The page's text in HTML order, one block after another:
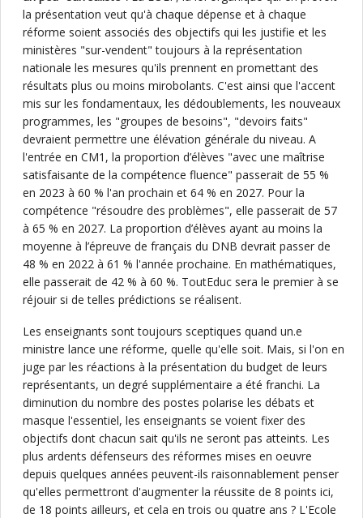
la présentation veut qu'à chaque dépense et à chaque
réforme soient associés des objectifs qui les justifie et les
ministères "sur-vendent" toujours à la représentation
nationale les mesures qu'ils prennent en promettant des
résultats plus ou moins mirobolants. C'est ainsi que l'accent
mis sur les fondamentaux, les dédoublements, les nouveaux
programmes, les "groupes de besoins", "devoirs faits"
devraient permettre une élévation générale du niveau. A
l'entrée en CM1, la proportion d’élèves "avec une maîtrise
satisfaisante de la compétence fluence" passerait de 55 %
en 2023 à 60 % l'an prochain et 64 % en 2027. Pour la
compétence "résoudre des problèmes", elle passerait de 57
à 65 % en 2027. La proportion d’élèves ayant au moins la
moyenne à l’épreuve de français du DNB devrait passer de
48 % en 2022 à 61 % l'année prochaine. En mathématiques,
elle passerait de 42 % à 60 %. ToutEduc sera le premier à se
réjouir si de telles prédictions se réalisent.
Les enseignants sont toujours sceptiques quand un.e
ministre lance une réforme, quelle qu'elle soit. Mais, si l'on en
juge par les réactions à la présentation du budget de leurs
représentants, un degré supplémentaire a été franchi. La
diminution du nombre des postes polarise les débats et
masque l'essentiel, les enseignants se voient fixer des
objectifs dont chacun sait qu'ils ne seront pas atteints. Les
plus ardents défenseurs des réformes mises en oeuvre
depuis quelques années peuvent-ils raisonnablement penser
qu'elles permettront d'augmenter la réussite de 8 points ici,
de 18 points ailleurs, et cela en trois ou quatre ans ? L'Ecole